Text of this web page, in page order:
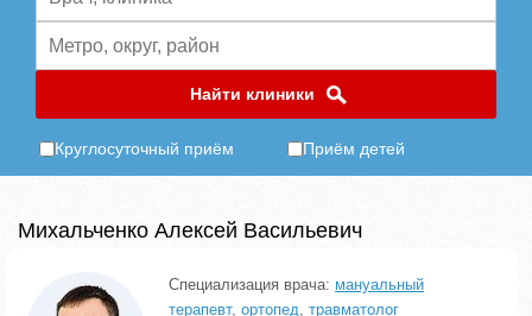
Найти клиники
Круглосуточный приём Приём детей
Михальченко Алексей Васильевич
Специализация врача: мануальный
терапевт, ортопед, травматолог